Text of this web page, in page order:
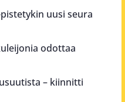
uusi seura
odottaa
– kiinnitti